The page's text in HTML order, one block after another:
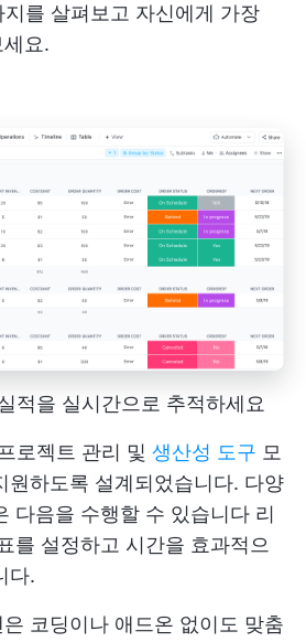
를 살펴보고 자신에게 가장
요.
적을 실시간으로 추적하세요
로젝트 관리 및 생산성 도구 모
원하도록 설계되었습니다. 다양
다음을 수행할 수 있습니다 리
를 설정하고 시간을 효과적으
다.
코딩이나 애드온 없이도 맞춤